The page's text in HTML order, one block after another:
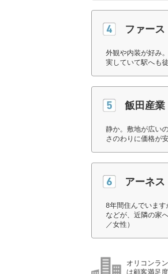
ファース
外観や内装が好み
実していて駅へも
飯田産業
静か。敷地が広い
さのわりに価格が
アーネス
8年間住んでいま
などが、近隣の家
／女性）
オリコンラ
は顧客満足